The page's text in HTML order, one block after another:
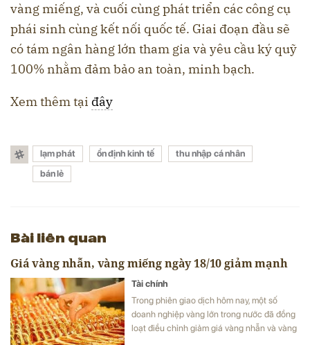
vàng miếng, và cuối cùng phát triển các công cụ
phái sinh cùng kết nối quốc tế. Giai đoạn đầu sẽ
có tám ngân hàng lớn tham gia và yêu cầu ký quỹ
100% nhằm đảm bảo an toàn, minh bạch.
Xem thêm tại đây
lạm phát ổn định kinh tế
thu nhập cá nhân
bán lẻ
Bài liên quan
Giá vàng nhẫn, vàng miếng ngày 18/10 giảm mạnh
Tài chính
Trong phiên giao dịch hôm nay, một số
doanh nghiệp vàng lớn trong nước đã đồng
loạt điều chỉnh giảm giá vàng nhẫn và vàng